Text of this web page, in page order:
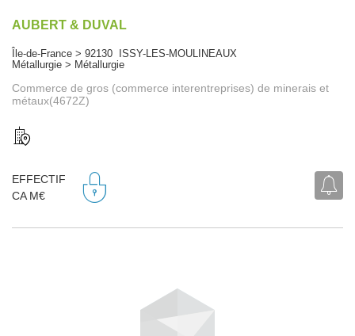
AUBERT & DUVAL
Île-de-France > 92130 ISSY-LES-MOULINEAUX
Métallurgie > Métallurgie
Commerce de gros (commerce interentreprises) de minerais et
métaux(4672Z)
EFFECTIF
CA M€